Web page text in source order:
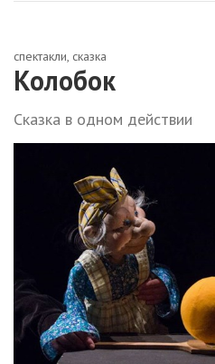
спектакли, сказка
Колобок
Сказка в одном действии